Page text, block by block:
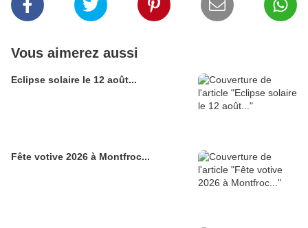
Vous aimerez aussi
Eclipse solaire le 12 août...
Fête votive 2026 à Montfroc...